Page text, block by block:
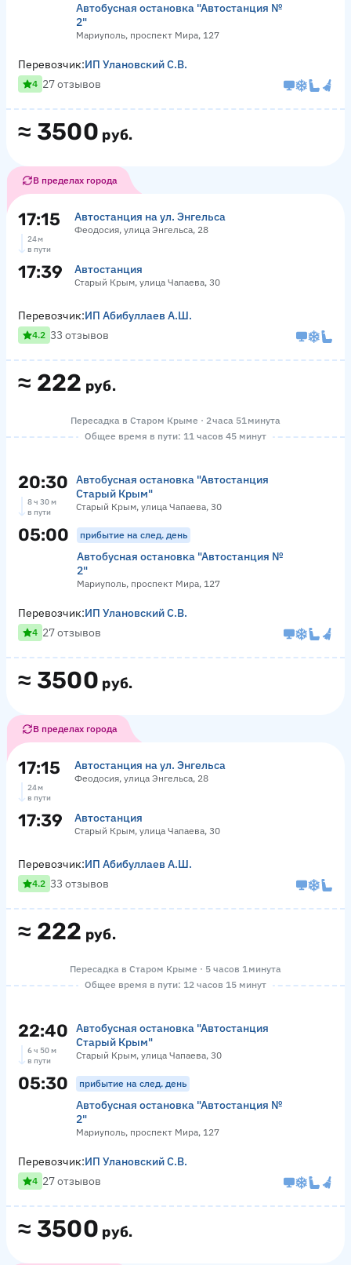
Автобусная остановка "Автостанция №
2"
Мариуполь, проспект Мира, 127
≈ 3500 руб.
Перевозчик:ИП Улановский С.В.
4 27 отзывов
В пределах города
17:15 Автостанция на ул. Энгельса
Феодосия, улица Энгельса, 28
24 м
в пути
17:39 Автостанция
Старый Крым, улица Чапаева, 30
≈ 222 руб.
Перевозчик:ИП Абибуллаев А.Ш.
4.2 33 отзывов
Пересадка в Старом Крыме · 2 часа 51 минута
Общее время в пути: 11 часов 45 минут
20:30
Автобусная остановка "Автостанция
Старый Крым"
Старый Крым, улица Чапаева, 30
8 ч 30 м
в пути
05:00 прибытие на след. день
Автобусная остановка "Автостанция №
2"
Мариуполь, проспект Мира, 127
≈ 3500 руб.
Перевозчик:ИП Улановский С.В.
4 27 отзывов
В пределах города
17:15 Автостанция на ул. Энгельса
Феодосия, улица Энгельса, 28
24 м
в пути
17:39 Автостанция
Старый Крым, улица Чапаева, 30
≈ 222 руб.
Перевозчик:ИП Абибуллаев А.Ш.
4.2 33 отзывов
Пересадка в Старом Крыме · 5 часов 1 минута
Общее время в пути: 12 часов 15 минут
22:40
Автобусная остановка "Автостанция
Старый Крым"
Старый Крым, улица Чапаева, 30
6 ч 50 м
в пути
05:30 прибытие на след. день
Автобусная остановка "Автостанция №
2"
Мариуполь, проспект Мира, 127
≈ 3500 руб.
Перевозчик:ИП Улановский С.В.
4 27 отзывов